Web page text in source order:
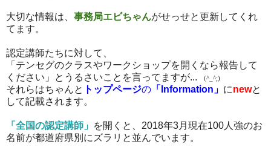
大切な情報は、 事務局エビちゃんがせっせと更新してくれ
てます。
認定講師たちに対して、
「テンセグのクラスやワークショップを開くなら報告して
ください」とうるさいことを言ってますが... (^_^;)
それらはちゃんと トップページの 「Information」 にnewと
して記載されます。
「全国の認定講師」 を開くと、2018年3月現在100人強のお
名前が都道府県別にズラリと並んでいます。